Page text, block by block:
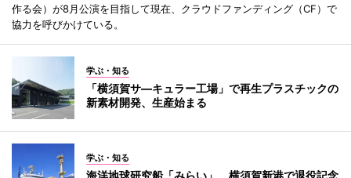
作る会）が8月公演を目指して現在、クラウドファンディング（CF）で
協力を呼びかけている。
学ぶ・知る
「横須賀サ―キュラー工場」で再生プラスチックの
新素材開発、生産始まる
学ぶ・知る
海洋地球研究船「みらい」 横須賀新港で退役記念